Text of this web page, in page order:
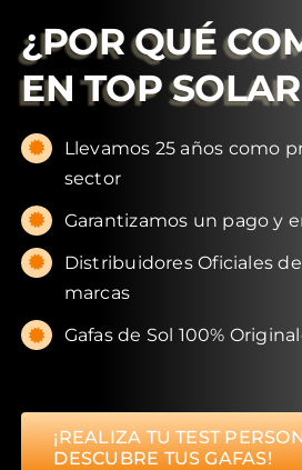
¿POR QUÉ
EN TOP SOLAR
Llevamos 25 años como
sector
Garantizamos un pago y
Distribuidores Oficiales
marcas
Gafas de Sol 100%
¡REALIZA TU TEST
DESCUBRE TUS GAFAS!